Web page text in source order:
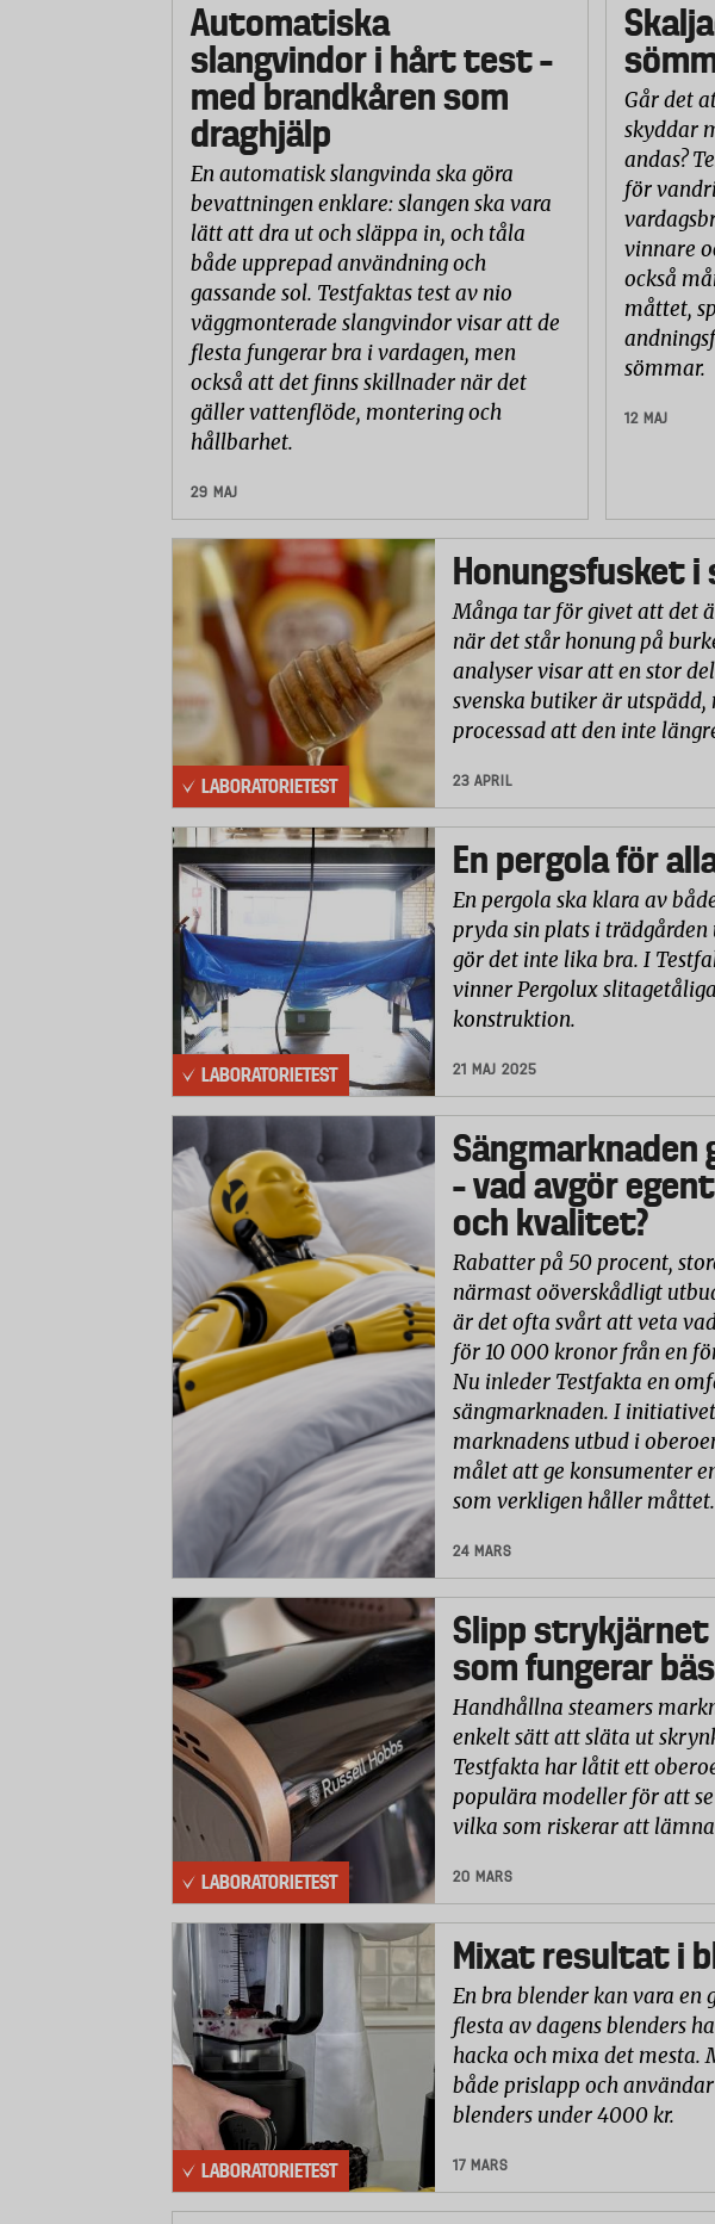
Automatiska
slangvindor i hårt test –
med brandkåren som
draghjälp
En automatisk slangvinda ska göra
bevattningen enklare: slangen ska vara
lätt att dra ut och släppa in, och tåla
både upprepad användning och
gassande sol. Testfaktas test av nio
väggmonterade slangvindor visar att de
flesta fungerar bra i vardagen, men
också att det finns skillnader när det
gäller vattenflöde, montering och
hållbarhet.
29 MAJ
Går det
skyddar
andas?
för
vinnare
också
måttet,
sömmar.
12 MAJ
LABORATORIETEST
Honungsfusket
Många tar för givet att det
när det står honung på
analyser visar att en stor
svenska butiker är
processad att den inte
23 APRIL
LABORATORIETEST
En pergola för
En pergola ska klara av
pryda sin plats i
gör det inte lika bra. I
vinner Pergolux
konstruktion.
21 MAJ 2025
Sängmarknaden
– vad avgör
och kvalitet?
Rabatter på 50 procent,
närmast oöverskådligt
är det ofta svårt att veta
för 10 000 kronor från en
Nu inleder Testfakta en
sängmarknaden. I initiativet
marknadens utbud i
målet att ge konsumenter
som verkligen håller måttet.
24 MARS
LABORATORIETEST
Slipp strykjärnet
som fungerar
Handhållna steamers
enkelt sätt att släta ut
Testfakta har låtit ett
populära modeller för att
vilka som riskerar att
20 MARS
LABORATORIETEST
Mixat resultat i
En bra blender kan vara en
flesta av dagens blenders
hacka och mixa det mesta.
både prislapp och
blenders under 4000 kr.
17 MARS